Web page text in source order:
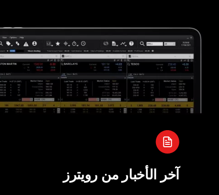
آخر الأخبار من رويترز